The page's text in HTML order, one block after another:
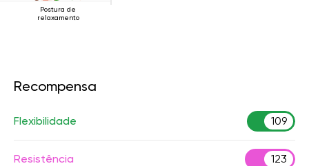
Postura de
relaxamento
Recompensa
Flexibilidade 109
Resistência 123